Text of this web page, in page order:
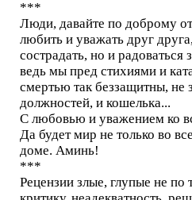
***
Люди, давайте по доброму
любить и уважать друг
сострадать, но и радоваться
ведь мы пред стихиями и
смертью так беззащитны, не
должностей, и кошелька...
С любовью и уважением ко
Да будет мир не только во
доме. Аминь!
***
Рецензии злые, глупые не